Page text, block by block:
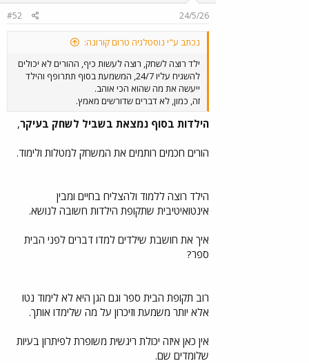
24/5/26
#52
נכתב ע"י נוסטלגיה טרום קורונה:
ילד רוצה לשחק, רוצה לעשות כיף, ההורים לא יכולים
להשגיח עליו 24/7, המשמעת בסוף תתרופף והילד
ייעשה את מה שהוא הכי אוהב.
זה, כמון, לא דברים שדורשים מאמץ.
הילדות בסוף נמצאת בשביל לשחק בעיקר,
הורים חכמים רותמים את המשחק למטלות ולימוד.
הילד רוצה ללמוד ולהצליח בחיים ומבין
אינטואיטיבית שתקופת הילדות חשובה לנושא.
איך את חושבת שילדים למדו דברים לפני הבית
ספר?
רוב תקופת הבית ספר וגם הגן היא לא לימוד נטו
אלא יותר משמעת וזיכרון על מה שלימדו אותך.
אין כאן איזה יכולת ריגשית משופרת לפיתרון בעיות
שלומדים שם.